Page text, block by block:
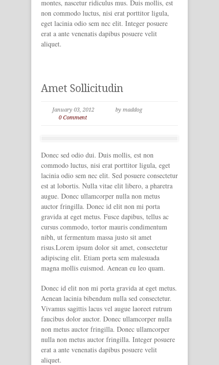
montes, nascetur ridiculus mus. Duis mollis, est
non commodo luctus, nisi erat porttitor ligula,
eget lacinia odio sem nec elit. Integer posuere
erat a ante venenatis dapibus posuere velit
aliquet.
Amet Sollicitudin
January 03, 2012
by maddog
0 Comment
Donec sed odio dui. Duis mollis, est non
commodo luctus, nisi erat porttitor ligula, eget
lacinia odio sem nec elit. Sed posuere consectetur
est at lobortis. Nulla vitae elit libero, a pharetra
augue. Donec ullamcorper nulla non metus
auctor fringilla. Donec id elit non mi porta
gravida at eget metus. Fusce dapibus, tellus ac
cursus commodo, tortor mauris condimentum
nibh, ut fermentum massa justo sit amet
risus.Lorem ipsum dolor sit amet, consectetur
adipiscing elit. Etiam porta sem malesuada
magna mollis euismod. Aenean eu leo quam.
Donec id elit non mi porta gravida at eget metus.
Aenean lacinia bibendum nulla sed consectetur.
Vivamus sagittis lacus vel augue laoreet rutrum
faucibus dolor auctor. Donec ullamcorper nulla
non metus auctor fringilla. Donec ullamcorper
nulla non metus auctor fringilla. Integer posuere
erat a ante venenatis dapibus posuere velit
aliquet.